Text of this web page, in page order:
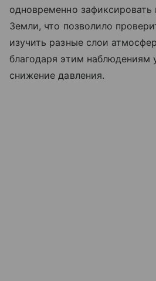
одновременно зафиксировать
Земли, что позволило
изучить разные слои
благодаря этим наблюдениям
снижение давления.